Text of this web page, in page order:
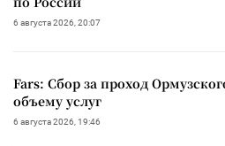
6 августа 2026, 20:07
Fars: Сбор за проход
объему услуг
6 августа 2026, 19:46